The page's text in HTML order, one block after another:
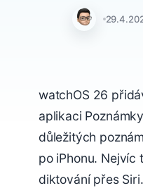
Jan Holeš
watchOS 26
aplikaci
důležitých
po iPhonu. Nejvíc
diktování přes Siri.